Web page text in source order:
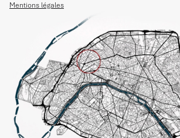
Mentions légales